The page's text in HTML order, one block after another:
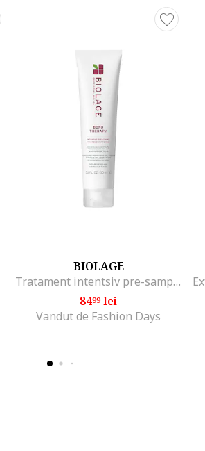
BIOLAGE
Tratament intentsiv pre-sampon Bond Therapy cu ulei de cocos si acid citric pentru parul deteriorat si supra procesat, 150m
8499lei
Vandut de Fashion Days